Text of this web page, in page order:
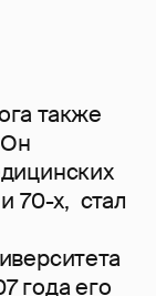
также
70-х, стал
года его